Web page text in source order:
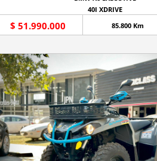
40I XDRIVE
$ 51.990.000 85.800 Km